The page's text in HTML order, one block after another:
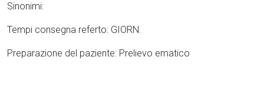
Sinonimi:
Tempi consegna referto: GIORN.
Preparazione del paziente: Prelievo ematico